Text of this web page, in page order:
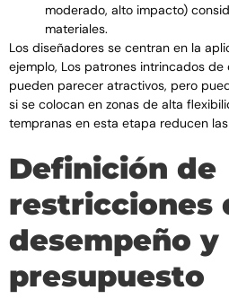
moderado, alto impacto)
materiales.
Los diseñadores se centran en la
ejemplo, Los patrones intrincados
pueden parecer atractivos, pero
si se colocan en zonas de alta
tempranas en esta etapa reducen
Definición de
restricciones
desempeño y
presupuesto